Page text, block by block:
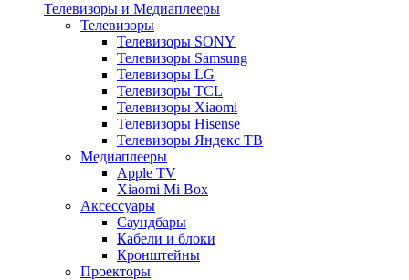
Телевизоры и Медиаплееры
Телевизоры
Телевизоры SONY
Телевизоры Samsung
Телевизоры LG
Телевизоры TCL
Телевизоры Xiaomi
Телевизоры Hisense
Телевизоры Яндекс ТВ
Медиаплееры
Apple TV
Xiaomi Mi Box
Аксессуары
Саундбары
Кабели и блоки
Кронштейны
Проекторы